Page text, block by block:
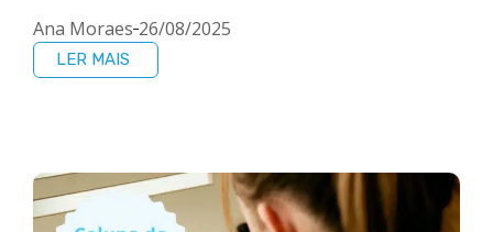
Ana Moraes 26/08/2025
LER MAIS